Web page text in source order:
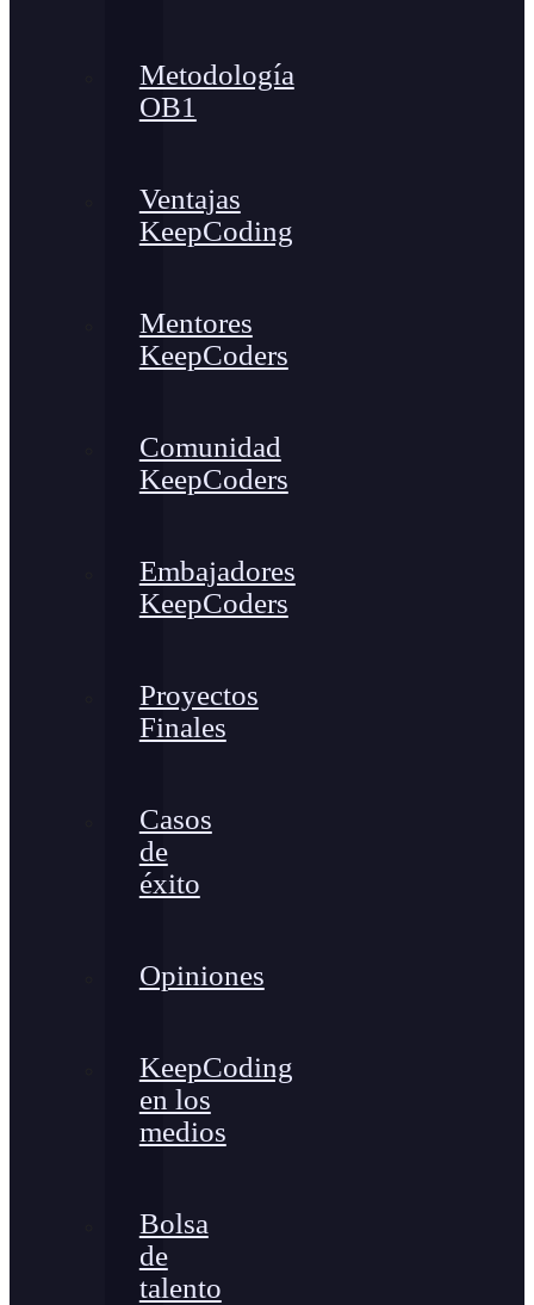
Metodología
OB1
Ventajas
KeepCoding
Mentores
KeepCoders
Comunidad
KeepCoders
Embajadores
KeepCoders
Proyectos
Finales
Casos
de
éxito
Opiniones
KeepCoding
en los
medios
Bolsa
de
talento